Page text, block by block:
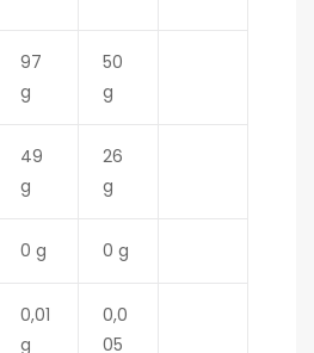
97
g
50
g
49
g
26
g
0 g 0 g
0,01
g
0,0
05